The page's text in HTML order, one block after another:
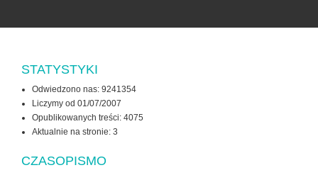
STATYSTYKI
Odwiedzono nas: 9241354
Liczymy od 01/07/2007
Opublikowanych treści: 4075
Aktualnie na stronie: 3
CZASOPISMO